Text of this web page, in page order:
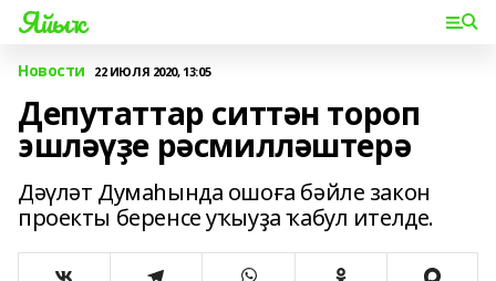
Яйыҡ
Новости 22 ИЮЛЯ 2020, 13:05
Депутаттар ситтән тороп
эшләүҙе рәсмилләштерә
Дәүләт Думаһында ошоға бәйле закон
проекты беренсе уҡыуҙа ҡабул ителде.